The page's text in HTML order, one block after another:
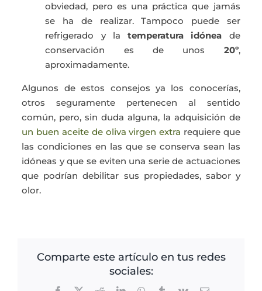
obviedad, pero es una práctica que jamás
se ha de realizar. Tampoco puede ser
refrigerado y latemperatura idónea de
conservación es de unos 20º,
aproximadamente.
Algunos de estos consejos ya los conocerías,
otros seguramente pertenecen al sentido
común, pero, sin duda alguna, la adquisición de
un buen aceite de oliva virgen extra requiere que
las condiciones en las que se conserva sean las
idóneas y que se eviten una serie de actuaciones
que podrían debilitar sus propiedades, sabor y
olor.
Comparte este artículo en tus redes
sociales: